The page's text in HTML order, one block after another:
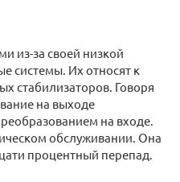
из-за своей низкой
системы. Их относят к
стабилизаторов. Говоря
на выходе
на входе.
обслуживании. Она
процентный перепад.